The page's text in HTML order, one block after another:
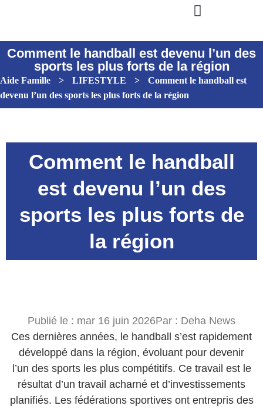
Comment le handball est devenu l’un des
sports les plus forts de la région
Aide Famille > LIFESTYLE >
Comment le handball est
devenu l’un des sports les plus forts de la région
Comment le handball
est devenu l’un des
sports les plus forts de
la région
Publié le : mar 16 juin 2026Par : Deha News
Ces dernières années, le handball s’est rapidement
développé dans la région, évoluant pour devenir
l’un des sports les plus compétitifs. Ce travail est le
résultat d’un travail acharné et d’investissements
planifiés. Les fédérations sportives ont entrepris des